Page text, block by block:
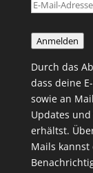
Anmelden
Durch das
dass deine
sowie an
Updates
erhältst.
Mails